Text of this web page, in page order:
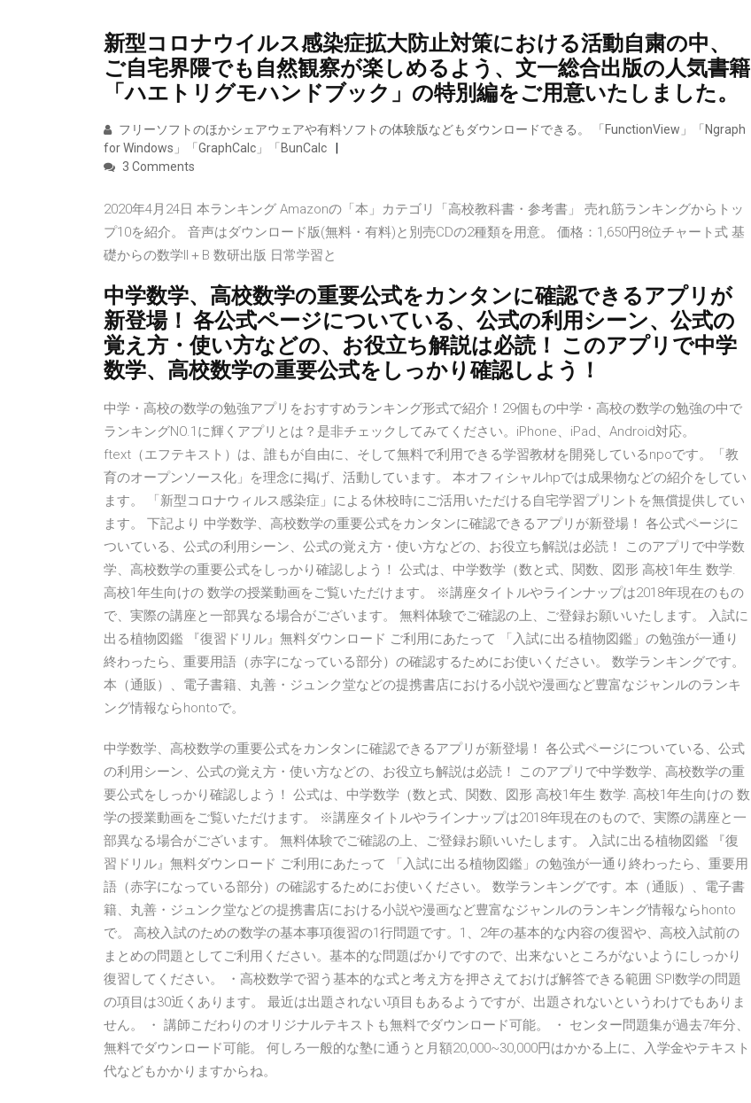
新型コロナウイルス感染症拡大防止対策における活動自粛の中、
ご自宅界隈でも自然観察が楽しめるよう、文一総合出版の人気書籍
「ハエトリグモハンドブック」の特別編をご用意いたしました。
フリーソフトのほかシェアウェアや有料ソフトの体験版などもダウンロードできる。 「FunctionView」「Ngraph
for Windows」「GraphCalc」「BunCalc
3 Comments
2020年4月24日 本ランキング Amazonの「本」カテゴリ「高校教科書・参考書」 売れ筋ランキングからトッ
プ10を紹介。 音声はダウンロード版(無料・有料)と別売CDの2種類を用意。 価格：1,650円8位チャート式 基
礎からの数学II＋B 数研出版 日常学習と
中学数学、高校数学の重要公式をカンタンに確認できるアプリが
新登場！ 各公式ページについている、公式の利用シーン、公式の
覚え方・使い方などの、お役立ち解説は必読！ このアプリで中学
数学、高校数学の重要公式をしっかり確認しよう！
中学・高校の数学の勉強アプリをおすすめランキング形式で紹介！29個もの中学・高校の数学の勉強の中で
ランキングNO.1に輝くアプリとは？是非チェックしてみてください。iPhone、iPad、Android対応。
ftext（エフテキスト）は、誰もが自由に、そして無料で利用できる学習教材を開発しているnpoです。「教
育のオープンソース化」を理念に掲げ、活動しています。 本オフィシャルhpでは成果物などの紹介をしてい
ます。 「新型コロナウィルス感染症」による休校時にご活用いただける自宅学習プリントを無償提供してい
ます。 下記より ‎中学数学、高校数学の重要公式をカンタンに確認できるアプリが新登場！ 各公式ページに
ついている、公式の利用シーン、公式の覚え方・使い方などの、お役立ち解説は必読！ このアプリで中学数
学、高校数学の重要公式をしっかり確認しよう！ 公式は、中学数学（数と式、関数、図形 高校1年生 数学.
高校1年生向けの 数学の授業動画をご覧いただけます。 ※講座タイトルやラインナップは2018年現在のもの
で、実際の講座と一部異なる場合がございます。 無料体験でご確認の上、ご登録お願いいたします。 入試に
出る植物図鑑 『復習ドリル』無料ダウンロード ご利用にあたって 「入試に出る植物図鑑」の勉強が一通り
終わったら、重要用語（赤字になっている部分）の確認するためにお使いください。 数学ランキングです。
本（通販）、電子書籍、丸善・ジュンク堂などの提携書店における小説や漫画など豊富なジャンルのランキ
ング情報ならhontoで。
‎中学数学、高校数学の重要公式をカンタンに確認できるアプリが新登場！ 各公式ページについている、公式
の利用シーン、公式の覚え方・使い方などの、お役立ち解説は必読！ このアプリで中学数学、高校数学の重
要公式をしっかり確認しよう！ 公式は、中学数学（数と式、関数、図形 高校1年生 数学. 高校1年生向けの 数
学の授業動画をご覧いただけます。 ※講座タイトルやラインナップは2018年現在のもので、実際の講座と一
部異なる場合がございます。 無料体験でご確認の上、ご登録お願いいたします。 入試に出る植物図鑑 『復
習ドリル』無料ダウンロード ご利用にあたって 「入試に出る植物図鑑」の勉強が一通り終わったら、重要用
語（赤字になっている部分）の確認するためにお使いください。 数学ランキングです。本（通販）、電子書
籍、丸善・ジュンク堂などの提携書店における小説や漫画など豊富なジャンルのランキング情報ならhonto
で。 高校入試のための数学の基本事項復習の1行問題です。1、2年の基本的な内容の復習や、高校入試前の
まとめの問題としてご利用ください。基本的な問題ばかりですので、出来ないところがないようにしっかり
復習してください。 ・高校数学で習う基本的な式と考え方を押さえておけば解答できる範囲 SPI数学の問題
の項目は30近くあります。 最近は出題されない項目もあるようですが、出題されないというわけでもありま
せん。 ・ 講師こだわりのオリジナルテキストも無料でダウンロード可能。 ・ センター問題集が過去7年分、
無料でダウンロード可能。 何しろ一般的な塾に通うと月額20,000~30,000円はかかる上に、入学金やテキスト
代などもかかりますからね。